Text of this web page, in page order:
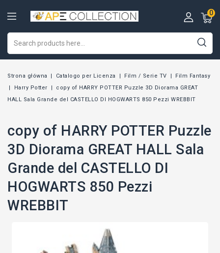
0
Strona główna Catalogo per Licenza Film / Serie TV
Film Fantasy
Harry Potter
copy of HARRY POTTER Puzzle 3D Diorama GREAT
HALL Sala Grande del CASTELLO DI HOGWARTS 850 Pezzi WREBBIT
copy of HARRY POTTER Puzzle
3D Diorama GREAT HALL Sala
Grande del CASTELLO DI
HOGWARTS 850 Pezzi
WREBBIT